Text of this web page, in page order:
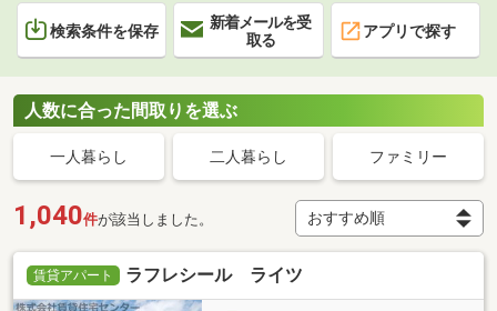
検索条件を保存
新着メールを受
取る
アプリで探す
人数に合った間取りを選ぶ
一人暮らし 二人暮らし ファミリー
1,040件が該当しました。
賃貸アパート ラフレシール ライツ